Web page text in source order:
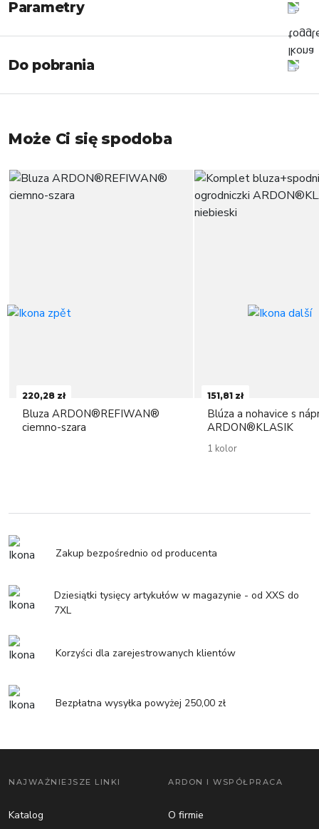
Parametry
Do pobrania
Może Ci się spodoba
220,28 zł
Bluza ARDON®REFIWAN®
ciemno-szara
151,81 zł
Blúza a nohavice s
ARDON®KLASIK
1 kolor
Zakup bezpośrednio od producenta
Dziesiątki tysięcy artykułów w magazynie - od XXS do
7XL
Korzyści dla zarejestrowanych klientów
Bezpłatna wysyłka powyżej 250,00 zł
NAJWAŻNIEJSZE LINKI
Katalog
ARDON I WSPÓŁPRACA
O firmie